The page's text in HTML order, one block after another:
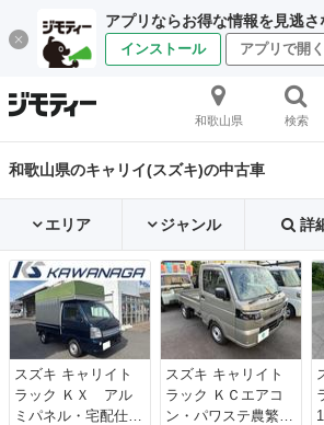
アプリならお得な情報を見逃さ
インストール アプリで開く
和歌山県 検索
和歌山県のキャリイ(スズキ)の中古車
エリア ジャンル 詳
スズキ キャリイト
ラック ＫＸ アル
ミパネル・宅配仕
スズキ キャリイト
ラック ＫＣエアコ
ン・パワステ農繁仕